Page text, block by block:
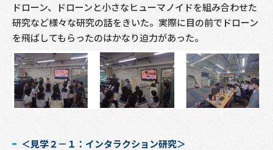
ドローン、ドローンと小さなヒューマノイドを組み合わせた
研究など様々な研究の話をきいた。実際に目の前でドローン
を飛ばしてもらったのはかなり迫力があった。
＜見学２－１：インタラクション研究＞